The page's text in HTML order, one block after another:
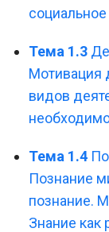
Тема 1.3
Мотивация
видов
Тема 1.4
Познание
познание.
Знание как